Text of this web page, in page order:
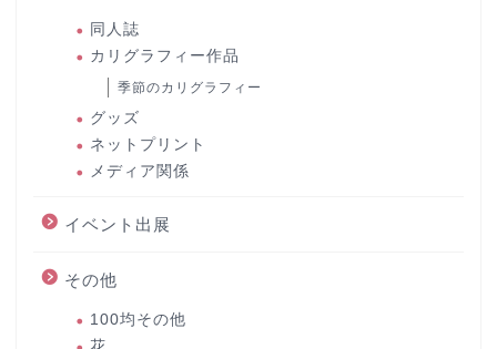
同人誌
カリグラフィー作品
季節のカリグラフィー
グッズ
ネットプリント
メディア関係
イベント出展
その他
100均その他